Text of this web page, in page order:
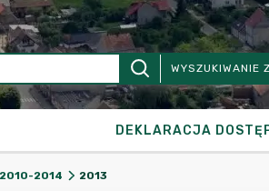
WYSZUKIWANIE
DEKLARACJA
2010-2014 2013